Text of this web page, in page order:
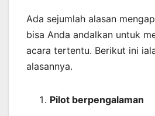
Ada sejumlah alasan
bisa Anda andalkan untuk
acara tertentu. Berikut ini
alasannya.
Pilot berpengalaman